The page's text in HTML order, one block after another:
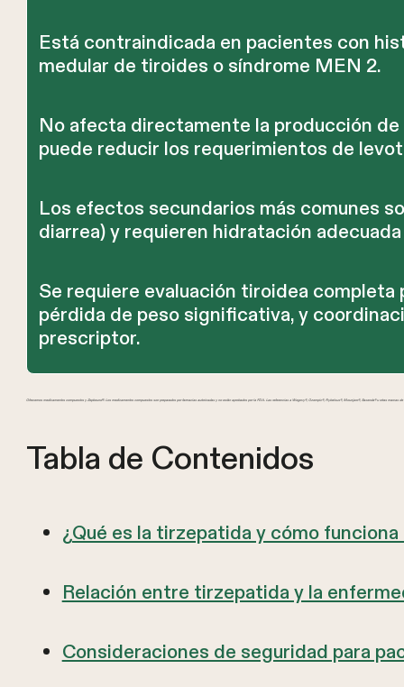
Está contraindicada en pacientes con
medular de tiroides o síndrome MEN 2.
No afecta directamente la producción
puede reducir los requerimientos de
Los efectos secundarios más comunes
diarrea) y requieren hidratación
Se requiere evaluación tiroidea
pérdida de peso significativa, y
prescriptor.
Ofrecemos medicamentos compuestos y Zepbound®. Los medicamentos compuestos son preparados por farmacias autorizadas y no están aprobados por la FDA. Las referencias a Wegovy®, Ozempic®, Rybelsus®, Mounjaro®, Saxenda® u otras marcas
Tabla de Contenidos
¿Qué es la tirzepatida y cómo
Relación entre tirzepatida y la
Consideraciones de seguridad para